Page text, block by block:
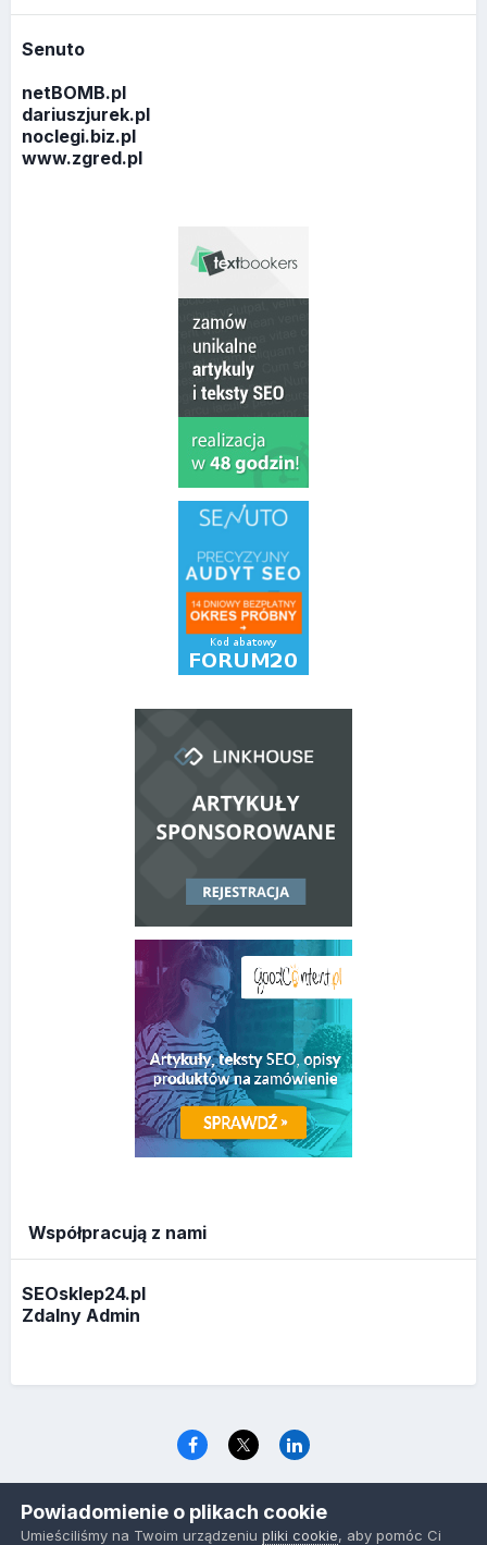
Senuto
netBOMB.pl
dariuszjurek.pl
noclegi.biz.pl
www.zgred.pl
Współpracują z nami
SEOsklep24.pl
Zdalny Admin
www.optymalizacja.com
Powiadomienie o plikach cookie
Umieściliśmy na Twoim urządzeniupliki cookie, aby pomóc Ci